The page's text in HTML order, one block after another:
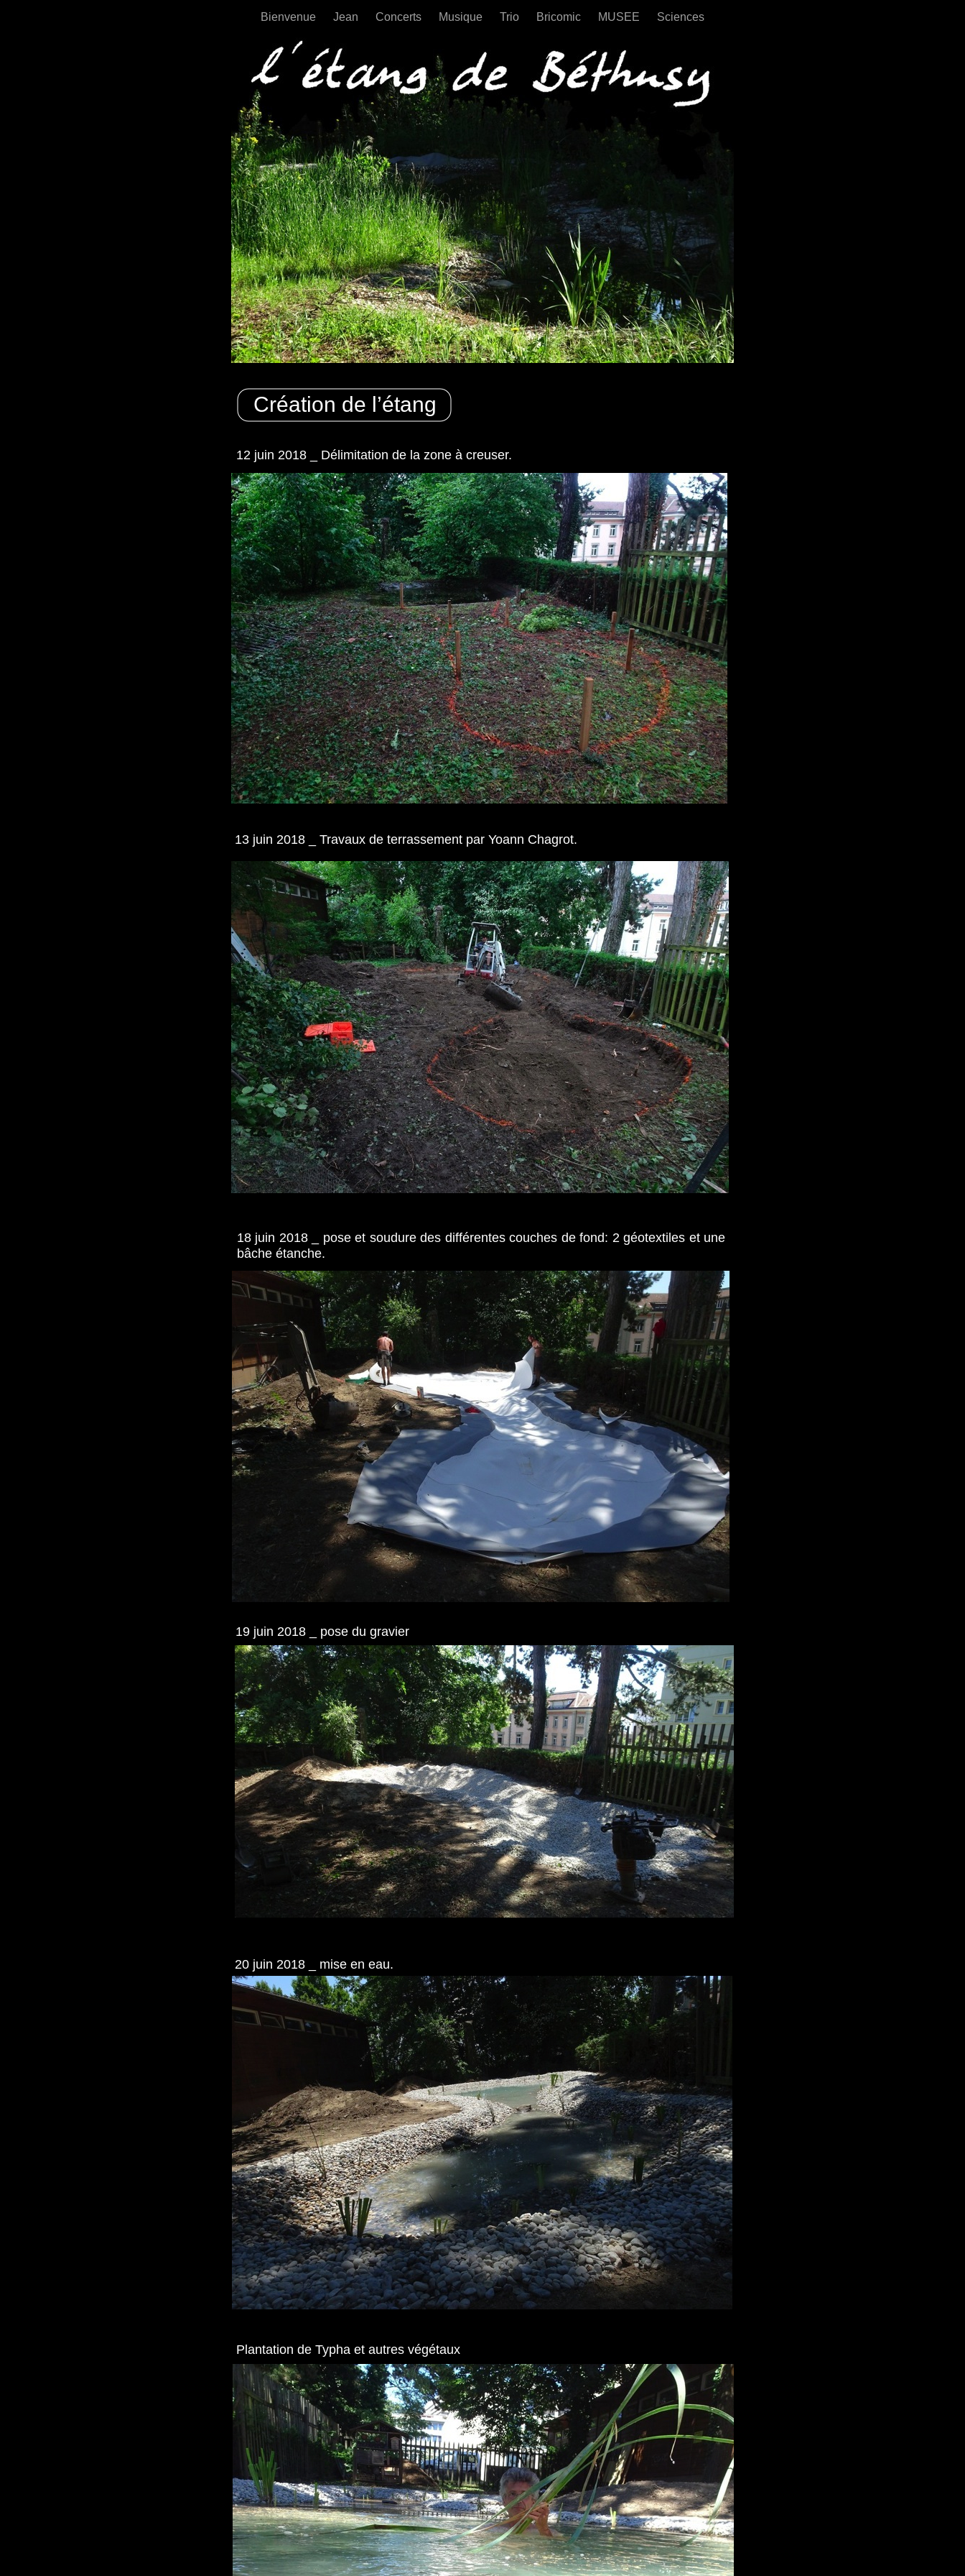
Bienvenue Jean Concerts Musique Trio Bricomic MUSEE Sciences
Béthusy étang
Création de l’étang
12 juin 2018 _ Délimitation de la zone à creuser.
13 juin 2018 _ Travaux de terrassement par Yoann Chagrot.
18 juin 2018 _ pose et soudure des différentes couches de fond: 2 géotextiles et une
bâche étanche.
20 juin 2018 _ mise en eau.
19 juin 2018 _ pose du gravier
Plantation de Typha et autres végétaux